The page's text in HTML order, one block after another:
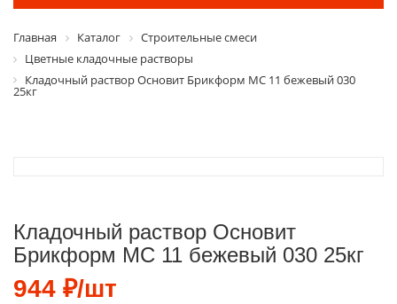
Главная Каталог
Строительные смеси
Цветные кладочные растворы
Кладочный раствор Основит Брикформ МС 11 бежевый 030
25кг
Кладочный раствор Основит
Брикформ МС 11 бежевый 030 25кг
944 ₽/шт